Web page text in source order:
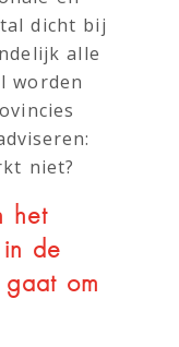
dicht bij
alle
worden
niet?
het
in de
om